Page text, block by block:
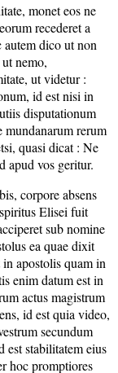
monet eos ne
recederet a
dico ut non
nemo,
ut videtur :
id est nisi in
disputationum
rerum
quasi dicat : Ne
apud vos geritur.
corpore absens
Elisei fuit
sub nomine
ea quae dixit
apostolis quam in
enim datum est in
actus magistrum
id est quia video,
secundum
stabilitatem eius
hoc promptiores